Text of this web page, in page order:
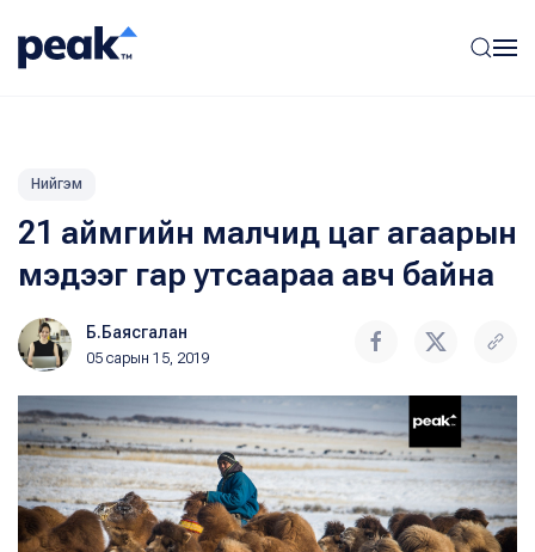
Нийгэм
21 аймгийн малчид цаг агаарын
мэдээг гар утсаараа авч байна
Б.Баясгалан
05 сарын 15, 2019